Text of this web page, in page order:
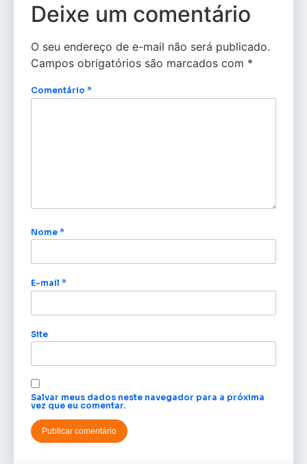
Deixe um comentário
O seu endereço de e-mail não será publicado.
Campos obrigatórios são marcados com *
Comentário *
Nome *
E-mail *
Site
Salvar meus dados neste navegador para a próxima
vez que eu comentar.